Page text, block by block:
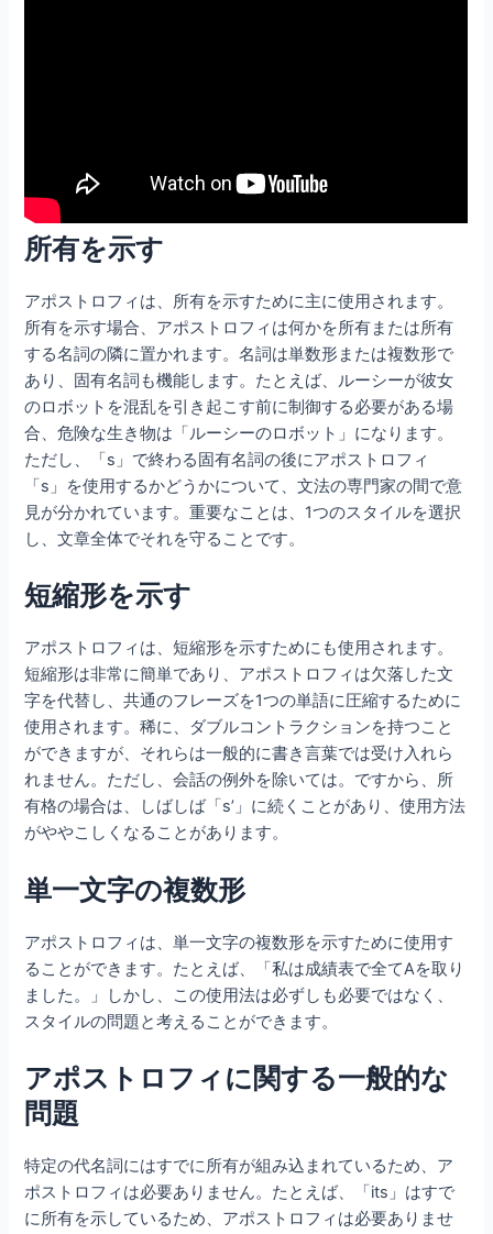
所有を示す
アポストロフィは、所有を示すために主に使用されます。
所有を示す場合、アポストロフィは何かを所有または所有
する名詞の隣に置かれます。名詞は単数形または複数形で
あり、固有名詞も機能します。たとえば、ルーシーが彼女
のロボットを混乱を引き起こす前に制御する必要がある場
合、危険な生き物は「ルーシーのロボット」になります。
ただし、「s」で終わる固有名詞の後にアポストロフィ
「s」を使用するかどうかについて、文法の専門家の間で意
見が分かれています。重要なことは、1つのスタイルを選択
し、文章全体でそれを守ることです。
短縮形を示す
アポストロフィは、短縮形を示すためにも使用されます。
短縮形は非常に簡単であり、アポストロフィは欠落した文
字を代替し、共通のフレーズを1つの単語に圧縮するために
使用されます。稀に、ダブルコントラクションを持つこと
ができますが、それらは一般的に書き言葉では受け入れら
れません。ただし、会話の例外を除いては。ですから、所
有格の場合は、しばしば「s’」に続くことがあり、使用方法
がややこしくなることがあります。
単一文字の複数形
アポストロフィは、単一文字の複数形を示すために使用す
ることができます。たとえば、「私は成績表で全てAを取り
ました。」しかし、この使用法は必ずしも必要ではなく、
スタイルの問題と考えることができます。
アポストロフィに関する一般的な
問題
特定の代名詞にはすでに所有が組み込まれているため、ア
ポストロフィは必要ありません。たとえば、「its」はすで
に所有を示しているため、アポストロフィは必要ありませ